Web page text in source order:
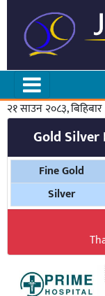
२१ साउन २०८३, बिहिबार
Gold Silver
Fine Gold
Silver